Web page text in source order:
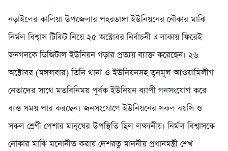
নড়াইলের কালিয়া উপজেলার পহরডাঙ্গা ইউনিয়নের নৌকার মাঝি
নির্মল বিশ্বাস টিকিট নিয়ে ২৫ অক্টোবর নির্বাচনী এলাকায় ফিরেই
জনগনকে ডিজিটাল ইউনিয়ন গড়ার প্রত্যয় ব্যাক্ত করেছেন। ২৬
অক্টোবর (মঙ্গলবার) তিনি থানা ও ইউনিয়নসহ তৃনমূল আওয়ামিলীগ
নেতাদের সাথে মতবিনিময় পূর্বক ইউনিয়ন ব্যাপী গনসংযোগ করে
ব্যস্ত সময় পার করছেন। জনসংযোগে ইউনিয়নের সকল বয়সি ও
সকল শ্রেণী পেশার মানুষের উপস্থিতি ছিল লক্ষ্যনীয়। নির্মল বিশ্বাসকে
নৌকার মাঝি মনোনীত করায় দেশরত্ন মাননীয় প্রধানমন্ত্রী শেখ